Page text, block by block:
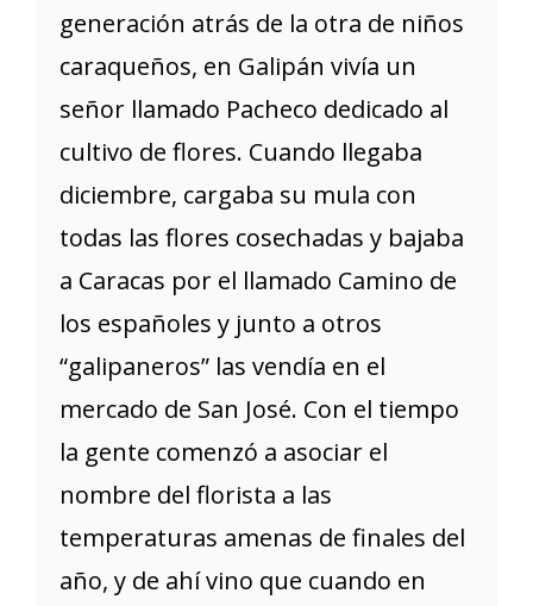
generación atrás de la otra de niños
caraqueños, en Galipán vivía un
señor llamado Pacheco dedicado al
cultivo de flores. Cuando llegaba
diciembre, cargaba su mula con
todas las flores cosechadas y bajaba
a Caracas por el llamado Camino de
los españoles y junto a otros
“galipaneros” las vendía en el
mercado de San José. Con el tiempo
la gente comenzó a asociar el
nombre del florista a las
temperaturas amenas de finales del
año, y de ahí vino que cuando en